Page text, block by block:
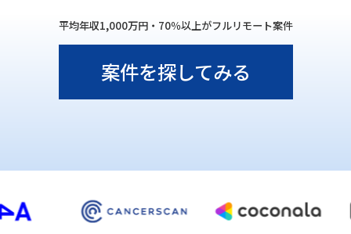
平均年収1,000万円・70％以上がフルリモート案件
案件を探してみる